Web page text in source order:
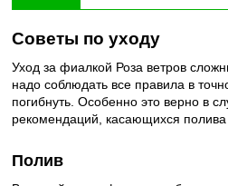
Советы по уходу
Уход за фиалкой Роза ветров
надо соблюдать все правила в
погибнуть. Особенно это верно в
рекомендаций, касающихся полива
Полив